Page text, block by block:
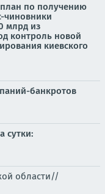
по получению
чиновники
млрд из
контроль новой
киевского
банкротов
сутки:
области//